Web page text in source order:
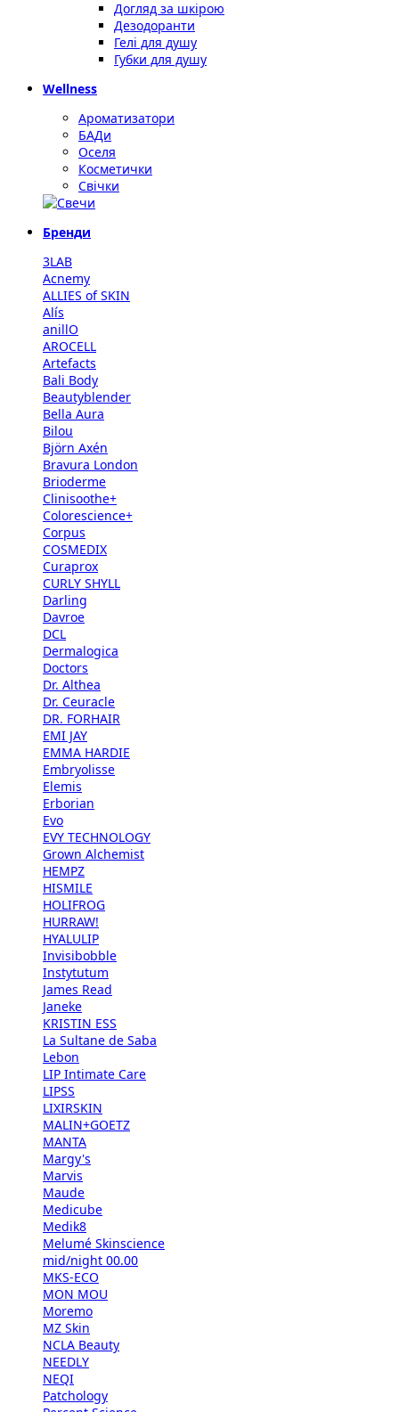
Догляд за шкірою
Дезодоранти
Гелі для душу
Губки для душу
Wellness
Ароматизатори
БАДи
Оселя
Косметички
Свічки
Бренди
3LAB
Acnemy
ALLIES of SKIN
Alís
anillO
AROCELL
Artefacts
Bali Body
Beautyblender
Bella Aura
Bilou
Björn Axén
Bravura London
Brioderme
Clinisoothe+
Colorescience+
Corpus
COSMEDIX
Curaprox
CURLY SHYLL
Darling
Davroe
DCL
Dermalogica
Doctors
Dr. Althea
Dr. Ceuracle
DR. FORHAIR
EMI JAY
EMMA HARDIE
Embryolisse
Elemis
Erborian
Evo
EVY TECHNOLOGY
Grown Alchemist
HEMPZ
HISMILE
HOLIFROG
HURRAW!
HYALULIP
Invisibobble
Instytutum
James Read
Janeke
KRISTIN ESS
La Sultane de Saba
Lebon
LIP Intimate Care
LIPSS
LIXIRSKIN
MALIN+GOETZ
MANTA
Margy's
Marvis
Maude
Medicube
Medik8
Melumé Skinscience
mid/night 00.00
MKS-ECO
MON MOU
Moremo
MZ Skin
NCLA Beauty
NEEDLY
NEQI
Patchology